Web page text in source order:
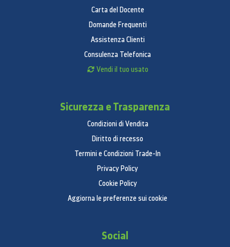
Carta del Docente
Domande Frequenti
Assistenza Clienti
Consulenza Telefonica
Vendi il tuo usato
Sicurezza e Trasparenza
Condizioni di Vendita
Diritto di recesso
Termini e Condizioni Trade-In
Privacy Policy
Cookie Policy
Aggiorna le preferenze sui cookie
Social